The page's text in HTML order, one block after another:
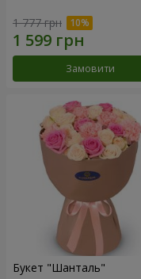
1 777 грн
Замовити
Букет "Шанталь"